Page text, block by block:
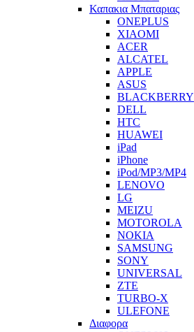
Καπακια Μπαταριας
ONEPLUS
XIAOMI
ACER
ALCATEL
APPLE
ASUS
BLACKBERRY
DELL
HTC
HUAWEI
iPad
iPhone
iPod/MP3/MP4
LENOVO
LG
MEIZU
MOTOROLA
NOKIA
SAMSUNG
SONY
UNIVERSAL
ZTE
TURBO-X
ULEFONE
Διαφορα